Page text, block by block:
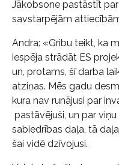
Jākobsone pastāstīt
savstarpējām
Andra: «Gribu teikt, ka
iespēja strādāt ES
un, protams, šī darba
atziņas. Mēs gadu
kura nav runājusi par
pastāvējuši, un par
sabiedrības daļa, tā
šai vidē dzīvojusi.